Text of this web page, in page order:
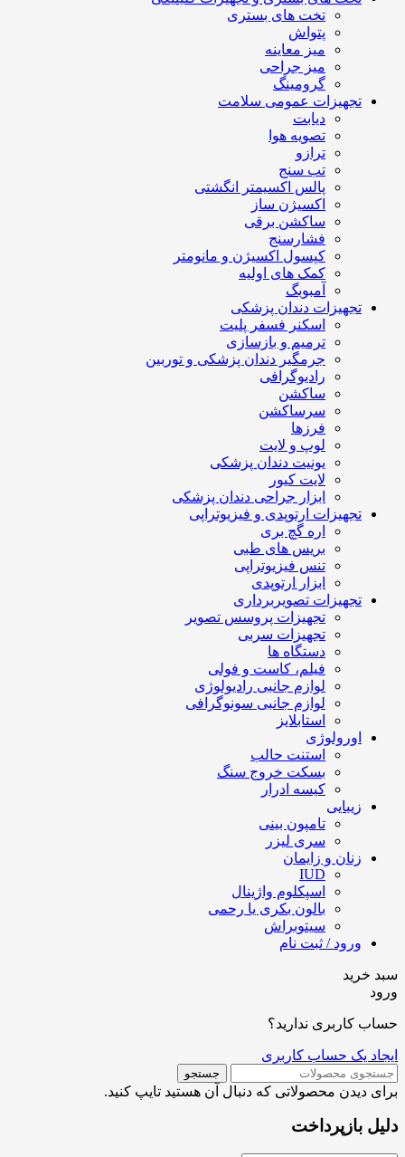
تخت های بستری
پتواش
میز معاینه
میز جراحی
گرومینگ
تجهیزات عمومی سلامت
دیابت
تصویه هوا
ترازو
تب سنج
پالس اکسیمتر انگشتی
اکسیژن ساز
ساکشن برقی
فشارسنج
کپسول اکسیژن و مانومتر
کمک های اولیه
آمبوبگ
تجهیزات دندان پزشکی
اسکنر فسفر پلیت
ترمیم و بازسازی
جرمگیر دندان پزشکی و توربین
رادیوگرافی
ساکشن
سرساکشن
فرزها
لوپ و لایت
یونیت دندان پزشکی
لایت کیور
ابزار جراحی دندان پزشکی
تجهیزات ارتوپدی و فیزیوتراپی
اره گچ بری
بریس های طبی
تنس فیزیوتراپی
ابزار ارتوپدی
تجهیزات تصویربرداری
تجهیزات پروسس تصویر
تجهیزات سربی
دستگاه ها
فیلم، کاست و فولی
لوازم جانبی رادیولوژی
لوازم جانبی سونوگرافی
استابلایز
اورولوژی
استنت حالب
بسکت خروج سنگ
کیسه ادرار
زیبایی
تامپون بینی
سری لیزر
زنان و زایمان
IUD
اسپکلوم واژینال
بالون بکری یا رحمی
سیتوبراش
ورود / ثبت نام
سبد خرید
ورود
حساب کاربری ندارید؟
ایجاد یک حساب کاربری
جستجو
برای دیدن محصولاتی که دنبال آن هستید تایپ کنید.
دلیل بازپرداخت